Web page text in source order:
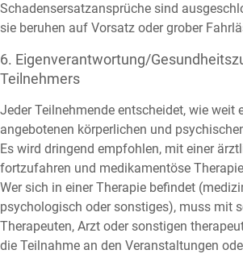
Schadensersatzansprüche sind
sie beruhen auf Vorsatz oder grober
6. Eigenverantwortung/
Teilnehmers
Jeder Teilnehmende entscheidet, wie weit
angebotenen körperlichen und
Es wird dringend empfohlen, mit einer
fortzufahren und medikamentöse
Wer sich in einer Therapie befindet
psychologisch oder sonstiges), muss mit
Therapeuten, Arzt oder sonstigen
die Teilnahme an den Veranstaltungen